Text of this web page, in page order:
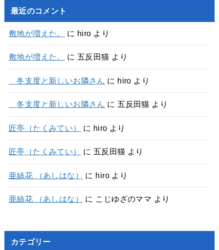
最近のコメント
敷地が増えた。 に hiro より
敷地が増えた。 に 五反田猫 より
冬支度と新しいお隣さん に hiro より
冬支度と新しいお隣さん に 五反田猫 より
匠亭（たくみてい） に hiro より
匠亭（たくみてい） に 五反田猫 より
亜絲花 （あしはな） に hiroより
亜絲花 （あしはな） に こじゆざのママ より
カテゴリー